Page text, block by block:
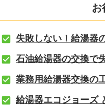
お
失敗しない！給湯器
石油給湯器の交換で
業務用給湯器交換の
給湯器エコジョーズ